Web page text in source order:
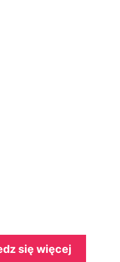
się więcej